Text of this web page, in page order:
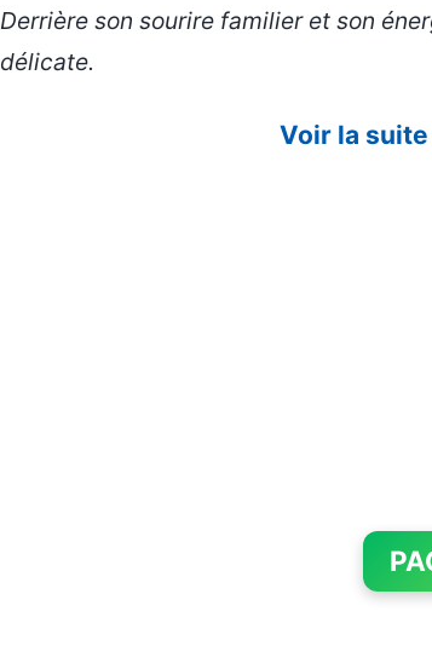
Derrière son sourire familier et son
délicate.
Voir la